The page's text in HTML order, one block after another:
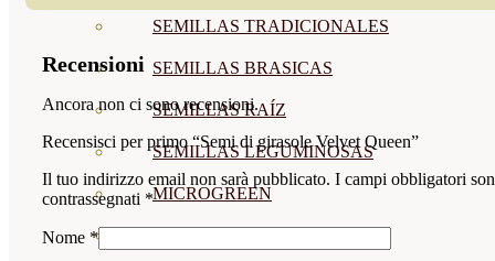
SEMILLAS TRADICIONALES
SEMILLAS BRASICAS
SEMILLAS RAÍZ
SEMILLAS LEGUMINOSAS
MICROGREEN
Recensioni
Ancora non ci sono recensioni.
Recensisci per primo “Semi di girasole Velvet Queen”
Il tuo indirizzo email non sarà pubblicato. I campi obbligatori
contrassegnati *
Nome *